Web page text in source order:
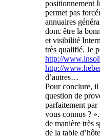
positionnement
permet pas
annuaires
donc être la
et visibilité
très qualifié. Je
http://
http://
d’autres…
Pour conclure, il
question de
parfaitement
vous connus ?
de manière très
de la table